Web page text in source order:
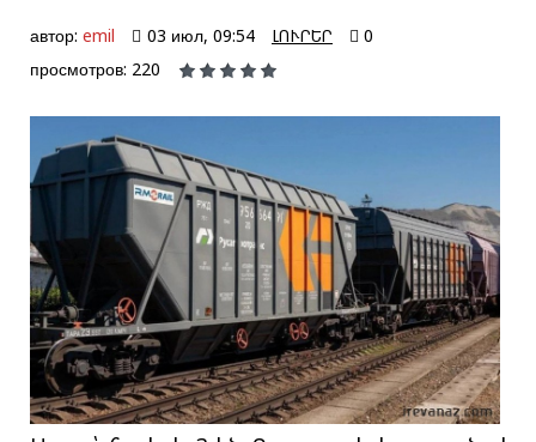
автор: emil 03 июл, 09:54 ԼՈՒՐԵՐ
0
просмотров: 220